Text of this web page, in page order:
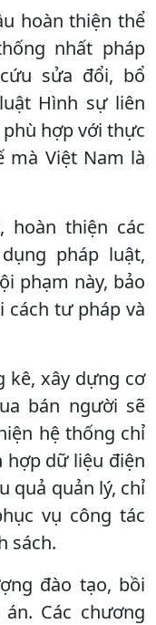
hoàn thiện thể
nhất pháp
sửa đổi, bổ
Hình sự liên
hợp với thực
mà Việt Nam là
hoàn thiện các
pháp luật,
phạm này, bảo
cách tư pháp và
kê, xây dựng cơ
bán người sẽ
hệ thống chỉ
hợp dữ liệu điện
quả quản lý, chỉ
vụ công tác
sách.
đào tạo, bồi
Các chương